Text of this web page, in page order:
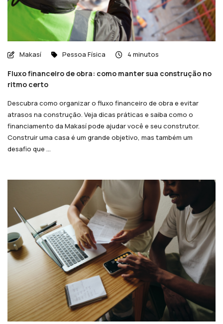
Makasí Pessoa Física 4 minutos
Fluxo financeiro de obra: como manter sua construção no
ritmo certo
Descubra como organizar o fluxo financeiro de obra e evitar
atrasos na construção. Veja dicas práticas e saiba como o
financiamento da Makasí pode ajudar você e seu construtor.
Construir uma casa é um grande objetivo, mas também um
desafio que ...